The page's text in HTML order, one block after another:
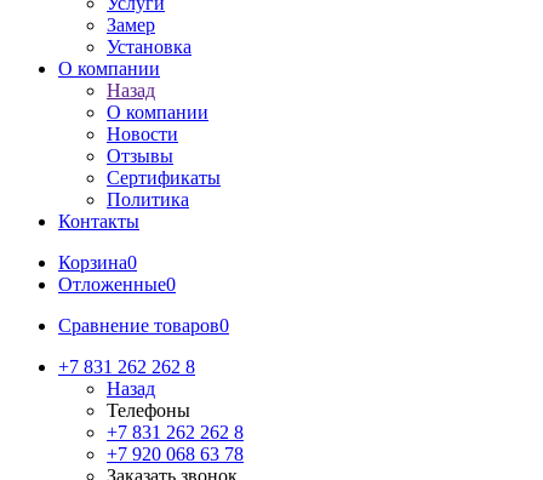
Замер
Установка
О компании
Назад
О компании
Новости
Отзывы
Сертификаты
Политика
Контакты
Корзина0
Отложенные0
Сравнение товаров0
+7 831 262 262 8
Назад
Телефоны
+7 831 262 262 8
+7 920 068 63 78
Заказать звонок